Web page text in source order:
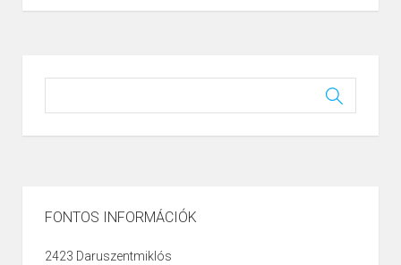
FONTOS INFORMÁCIÓK
2423 Daruszentmiklós